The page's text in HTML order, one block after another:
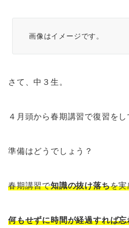
画像はイメージです。
さて、中３生。
４月頭から春期講習で復習をし
準備はどうでしょう？
春期講習で知識の抜け落ちを
何もせずに時間が経過すれば